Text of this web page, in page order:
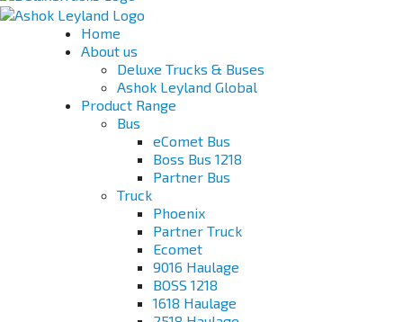
Home
About us
Deluxe Trucks & Buses
Ashok Leyland Global
Product Range
Bus
eComet Bus
Boss Bus 1218
Partner Bus
Truck
Phoenix
Partner Truck
Ecomet
9016 Haulage
BOSS 1218
1618 Haulage